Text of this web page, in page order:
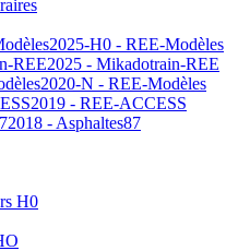
2025-H0 - REE-Modèles
2025 - Mikadotrain-REE
2020-N - REE-Modèles
2019 - REE-ACCESS
2018 - Asphaltes87
H0